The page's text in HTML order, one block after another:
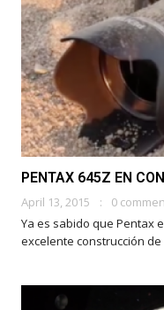
PENTAX 645Z EN
April 13, 2015
0
Ya es sabido que Pentax
excelente construcción